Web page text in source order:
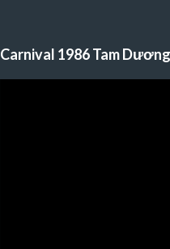
Carnival 1986 Tam